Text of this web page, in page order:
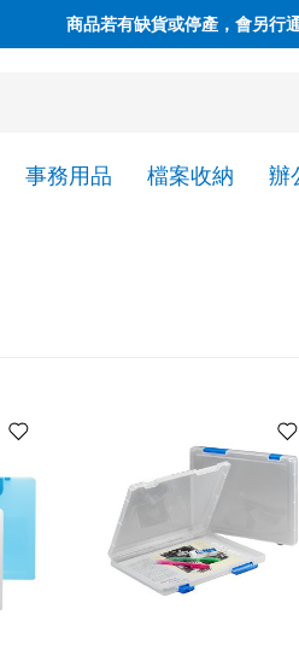
商品若有缺貨或停產，會另行通知
事務用品 檔案收納 辦